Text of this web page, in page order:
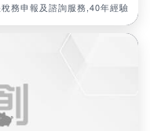
務申報及諮詢服務,40年經驗